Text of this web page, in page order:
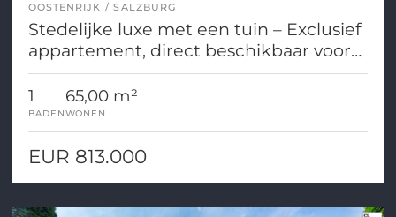
OOSTENRIJK SALZBURG
Stedelijke luxe met een tuin – Exclusief
appartement, direct beschikbaar voor
starters, verdeeld over twee
verdiepingen in Salzburg.
1
BADEN
65,00 m²
WONEN
EUR 813.000